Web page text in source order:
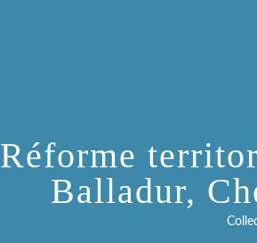
Réforme
Balladur,